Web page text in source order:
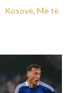
Kosovë, Më të